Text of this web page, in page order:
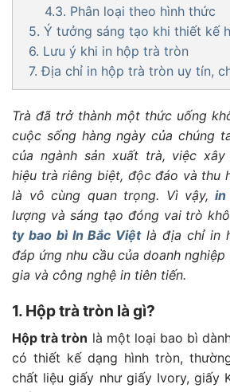
4.3. Phân loại theo hình thức
5. Ý tưởng sáng tạo khi thiết kế
6. Lưu ý khi in hộp trà tròn
7. Địa chỉ in hộp trà tròn uy tín,
Trà đã trở thành một thức uống
cuộc sống hàng ngày của chúng
của ngành sản xuất trà, việc
hiệu trà riêng biệt, độc đáo và thu
là vô cùng quan trọng. Vì vậy, in
lượng và sáng tạo đóng vai trò
ty bao bì In Bắc Việtlà địa chỉ in
đáp ứng nhu cầu của doanh
gia và công nghệ in tiên tiến.
1. Hộp trà tròn là gì?
Hộp trà tròn là một loại bao bì
có thiết kế dạng hình tròn,
chất liệu giấy như giấy Ivory, giấy